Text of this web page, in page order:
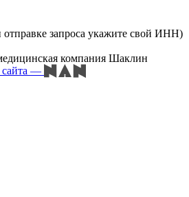
отправке запроса укажите свой ИНН)
компания Шаклин
—